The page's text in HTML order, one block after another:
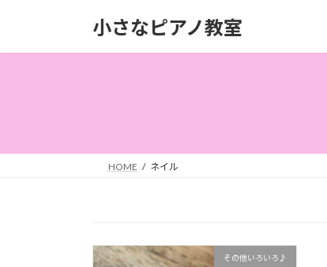
小さなピアノ教室
HOME ネイル
その他いろいろ♪